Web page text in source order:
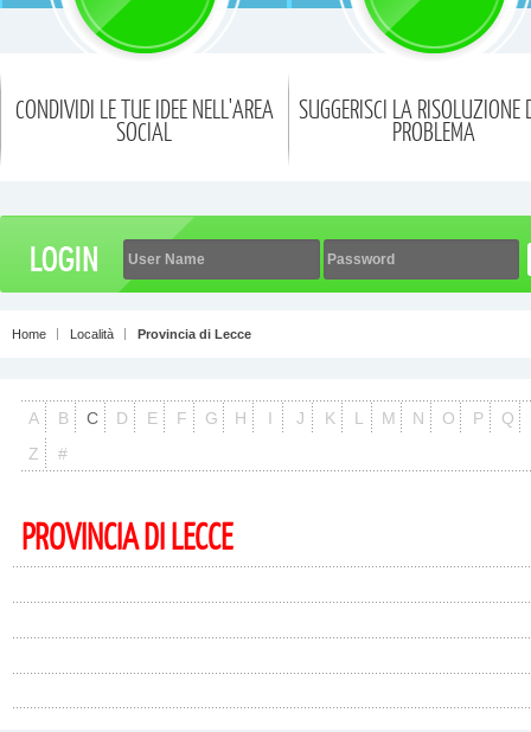
CONDIVIDI LE TUE IDEE NELL'AREA
SOCIAL
SUGGERISCI LA RISOLUZIONE
PROBLEMA
Home Località Provincia di Lecce
A B C D E F G H I J K L M N O P
Q
Z
#
PROVINCIA DI LECCE